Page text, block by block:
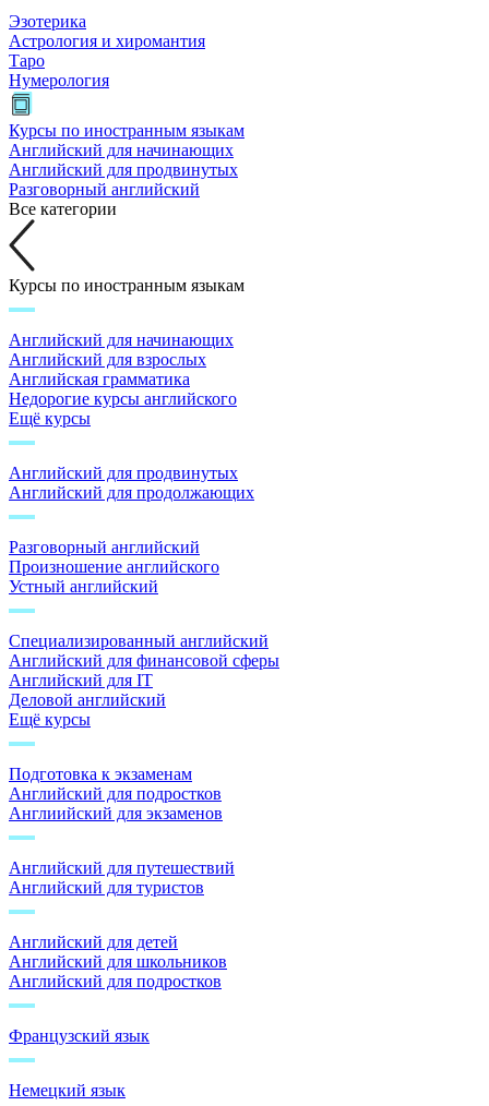
Эзотерика
Астрология и хиромантия
Таро
Нумерология
Курсы по иностранным языкам
Английский для начинающих
Английский для продвинутых
Разговорный английский
Все категории
Курсы по иностранным языкам
Английский для начинающих
Английский для взрослых
Английская грамматика
Недорогие курсы английского
Ещё курсы
Английский для продвинутых
Английский для продолжающих
Разговорный английский
Произношение английского
Устный английский
Специализированный английский
Английский для финансовой сферы
Английский для IT
Деловой английский
Ещё курсы
Подготовка к экзаменам
Английский для подростков
Англиийский для экзаменов
Английский для путешествий
Английский для туристов
Английский для детей
Английский для школьников
Английский для подростков
Французский язык
Немецкий язык